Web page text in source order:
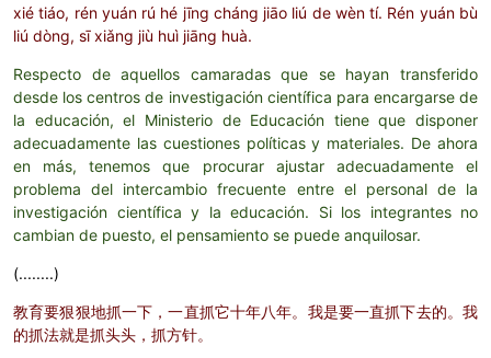
xié tiáo, rén yuán rú hé jīng cháng jiāo liú de wèn tí. Rén yuán bù
liú dòng, sī xiǎng jiù huì jiāng huà.
Respecto de aquellos camaradas que se hayan transferido
desde los centros de investigación científica para encargarse de
la educación, el Ministerio de Educación tiene que disponer
adecuadamente las cuestiones políticas y materiales. De ahora
en más, tenemos que procurar ajustar adecuadamente el
problema del intercambio frecuente entre el personal de la
investigación científica y la educación.
Si los integrantes no
cambian de puesto, el pensamiento se puede anquilosar.
(........)
教育要狠狠地抓一下，一直抓它十年八年。我是要一直抓下去的。我
的抓法就是抓头头，抓方针。